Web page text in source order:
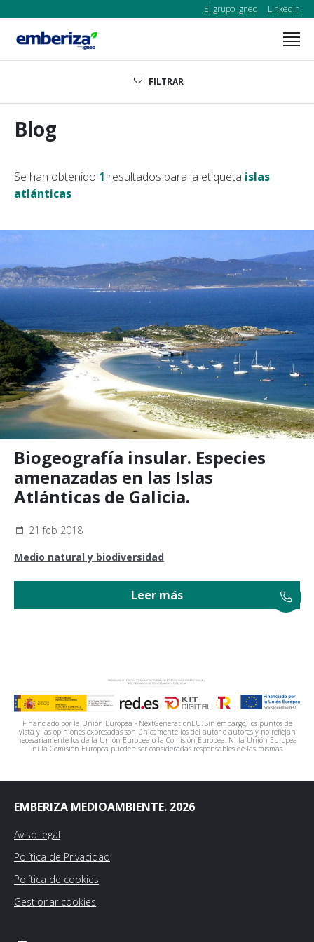
El grupo igneo Linkedin
FILTRAR
Blog
Se han obtenido 1 resultados para la etiqueta islas
atlánticas
Biogeografía insular. Especies
amenazadas en las Islas
Atlánticas de Galicia.
21 feb 2018
Medio natural y biodiversidad
Leer más
Financiado por la Unión Europea - NextGenerationEU. Sin embargo, los puntos de
vista y las opiniones expresadas son únicamente los del autor o autores y no reflejan
necesariamente los de la Unión Europea o la Comisión Europea. Ni la Unión Europea
ni la Comisión Europea pueden ser consideradas responsables de las mismas
EMBERIZA MEDIOAMBIENTE. 2026
Aviso legal
Política de Privacidad
Política de cookies
Gestionar cookies